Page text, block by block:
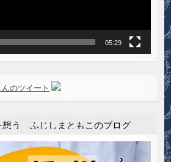
05:29
のツイート
想う ふじしまともこのブログ